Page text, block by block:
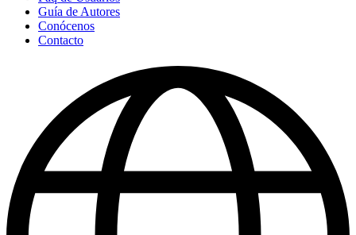
Guía de Autores
Conócenos
Contacto